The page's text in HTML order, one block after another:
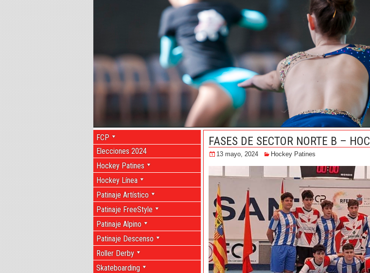
FASES DE SECTOR NORTE B –
13 mayo, 2024 Hockey Patines
FCP
Elecciones 2024
Hockey Patines
Hockey Línea
Patinaje Artístico
Patinaje FreeStyle
Patinaje Alpino
Patinaje Descenso
Roller Derby
Skateboarding